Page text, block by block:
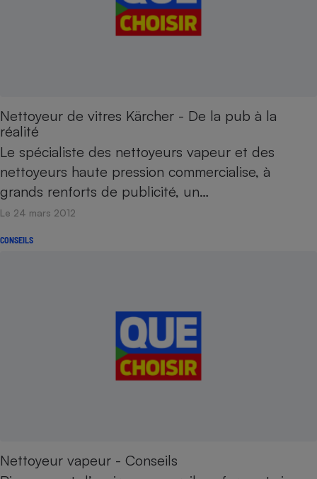
Nettoyeur de vitres Kärcher - De la pub à la
réalité
Le spécialiste des nettoyeurs vapeur et des
nettoyeurs haute pression commercialise, à
grands renforts de publicité, un…
Le 24 mars 2012
CONSEILS
Nettoyeur vapeur - Conseils